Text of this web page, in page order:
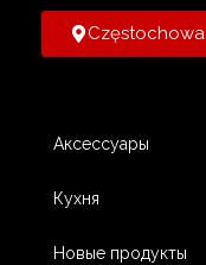
Częstochowa
Аксессуары
Кухня
Новые продукты